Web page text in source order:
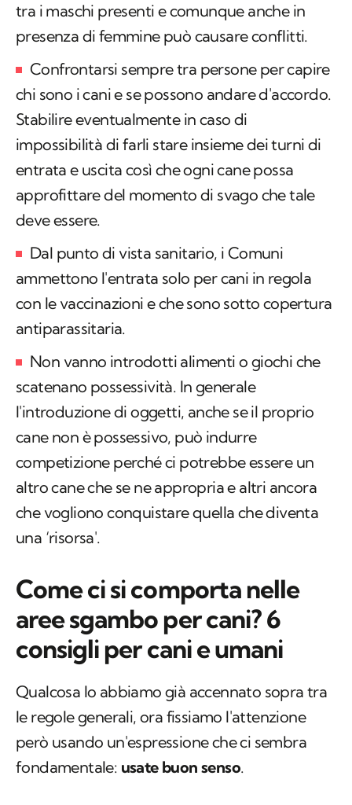
tra i maschi presenti e comunque anche in
presenza di femmine può causare conflitti.
Confrontarsi sempre tra persone per capire
chi sono i cani e se possono andare d'accordo.
Stabilire eventualmente in caso di
impossibilità di farli stare insieme dei turni di
entrata e uscita così che ogni cane possa
approfittare del momento di svago che tale
deve essere.
Dal punto di vista sanitario, i Comuni
ammettono l'entrata solo per cani in regola
con le vaccinazioni e che sono sotto copertura
antiparassitaria.
Non vanno introdotti alimenti o giochi che
scatenano possessività. In generale
l'introduzione di oggetti, anche se il proprio
cane non è possessivo, può indurre
competizione perché ci potrebbe essere un
altro cane che se ne appropria e altri ancora
che vogliono conquistare quella che diventa
una ‘risorsa'.
Come ci si comporta nelle
aree sgambo per cani? 6
consigli per cani e umani
Qualcosa lo abbiamo già accennato sopra tra
le regole generali, ora fissiamo l'attenzione
però usando un'espressione che ci sembra
fondamentale: usate buon senso.